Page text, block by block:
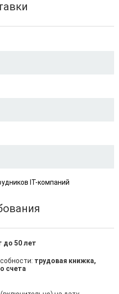
IT-компаний
до 50 лет
трудовая книжка,
счета